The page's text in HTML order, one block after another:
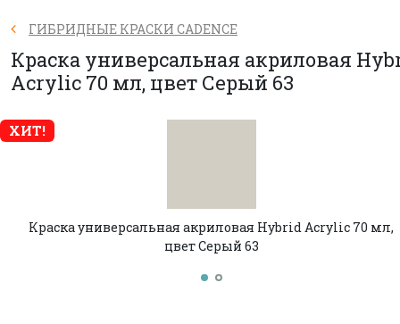
ГИБРИДНЫЕ КРАСКИ CADENCE
Краска универсальная акриловая
Acrylic 70 мл, цвет Серый 63
ХИТ!
Краска универсальная акриловая Hybrid Acrylic 70 мл,
цвет Серый 63